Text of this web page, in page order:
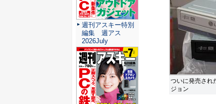
ついに発売され
ジョン
週刊アスキー特別
編集 週アス
2026July